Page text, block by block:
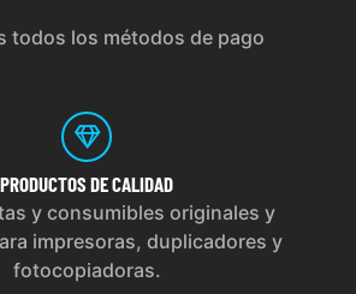
todos los métodos de pago
PRODUCTOS DE CALIDAD
y consumibles originales y
impresoras, duplicadores y
fotocopiadoras.